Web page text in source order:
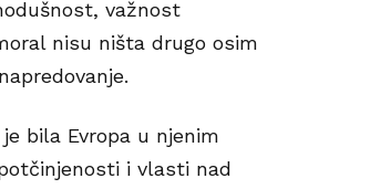
važnost
nisu ništa drugo osim
bila Evropa u njenim
i vlasti nad